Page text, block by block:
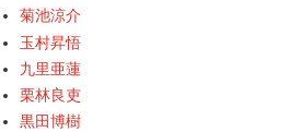
菊池涼介
玉村昇悟
九里亜蓮
栗林良吏
黒田博樹